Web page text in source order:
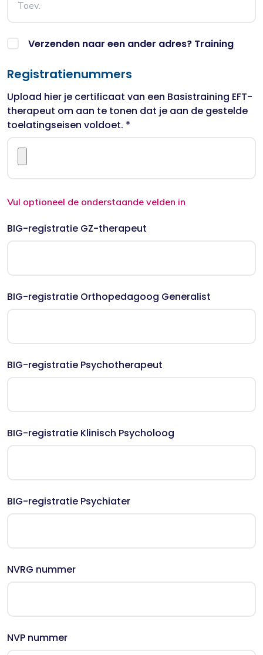
Verzenden naar een ander adres? Training
Registratienummers
Upload hier je certificaat van een Basistraining EFT-
therapeut om aan te tonen dat je aan de gestelde
toelatingseisen voldoet. *
Vul optioneel de onderstaande velden in
BIG-registratie GZ-therapeut
BIG-registratie Orthopedagoog Generalist
BIG-registratie Psychotherapeut
BIG-registratie Klinisch Psycholoog
BIG-registratie Psychiater
NVRG nummer
NVP nummer